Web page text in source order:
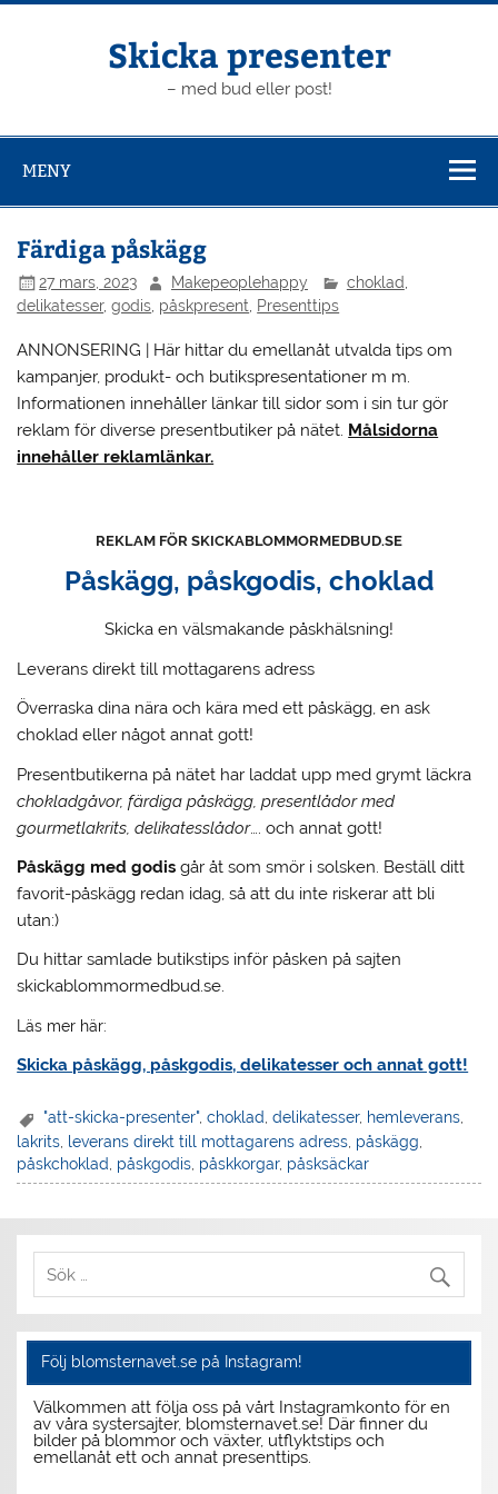
Hoppa
Skicka presenter
– med bud eller post!
MENY
Färdiga påskägg
27 mars, 2023 Makepeoplehappy choklad
delikatesser,godis, påskpresent, Presenttips
ANNONSERING | Här hittar du emellanåt utvalda tips om
kampanjer, produkt- och butikspresentationer m m.
Informationen innehåller länkar till sidor som i sin tur gör
reklam för diverse presentbutiker på nätet. Målsidorna
innehåller reklamlänkar.
REKLAM FÖR SKICKABLOMMORMEDBUD.SE
Påskägg, påskgodis, choklad
Skicka en välsmakande påskhälsning!
Leverans direkt till mottagarens adress
Överraska dina nära och kära med ett påskägg, en ask
choklad eller något annat gott!
Presentbutikerna på nätet har laddat upp med grymt läckra
chokladgåvor, färdiga påskägg, presentlådor med
gourmetlakrits, delikatesslådor…. och annat gott!
Påskägg med godis går åt som smör i solsken. Beställ ditt
favorit-påskägg redan idag, så att du inte riskerar att bli
utan:)
Du hittar samlade butikstips inför påsken på sajten
skickablommormedbud.se.
Läs mer här:
Skicka påskägg, påskgodis, delikatesser och annat gott!
"att-skicka-presenter",choklad ,delikatesser, hemleverans
lakrits leverans direkt till mottagarens adress påskägg
påskchoklad påskgodis påskkorgar, påsksäckar
Följ blomsternavet.se på Instagram!
Välkommen att följa oss på vårt Instagramkonto för en
av våra systersajter, blomsternavet.se! Där finner du
bilder på blommor och växter, utflyktstips och
emellanåt ett och annat presenttips.